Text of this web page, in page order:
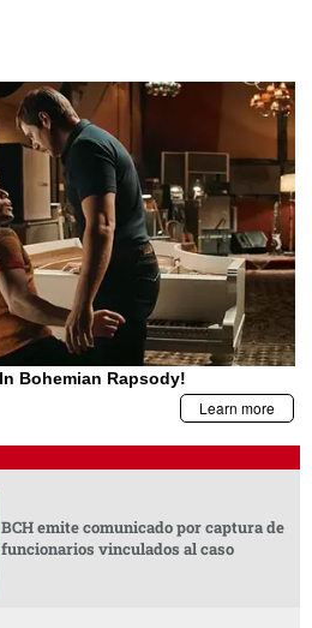
BCH emite comunicado por captura de
funcionarios vinculados al caso